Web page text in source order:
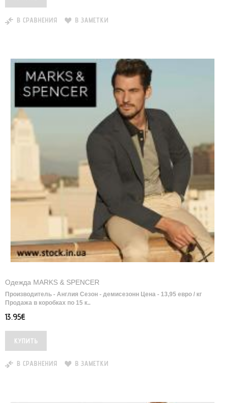
В СРАВНЕНИЯ В ЗАМЕТКИ
Одежда MARKS & SPENCER
Производитель - Англия Сезон - демисезонн Цена - 13,95 евро / кг
Продажа в коробках по 15 к..
13.95€
В СРАВНЕНИЯ В ЗАМЕТКИ